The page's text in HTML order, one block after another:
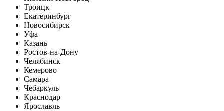
Троицк
Екатеринбург
Новосибирск
Уфа
Казань
Ростов-на-Дону
Челябинск
Кемерово
Самара
Чебаркуль
Краснодар
Ярославль